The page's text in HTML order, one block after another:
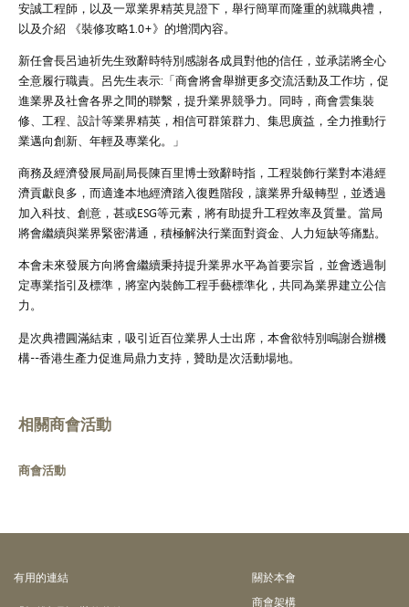
安誠工程師，以及一眾業界精英見證下，舉行簡單而隆重的就職典禮，
以及介紹 《裝修攻略1.0+》的增潤內容。
新任會長呂迪祈先生致辭時特別感謝各成員對他的信任，並承諾將全心
全意履行職責。呂先生表示:「商會將會舉辦更多交流活動及工作坊，促
進業界及社會各界之間的聯繫，提升業界競爭力。同時，商會雲集裝
修、工程、設計等業界精英，相信可群策群力、集思廣益，全力推動行
業邁向創新、年輕及專業化。」
商務及經濟發展局副局長陳百里博士致辭時指，工程裝飾行業對本港經
濟貢獻良多，而適逢本地經濟踏入復甦階段，讓業界升級轉型，並透過
加入科技、創意，甚或ESG等元素，將有助提升工程效率及質量。當局
將會繼續與業界緊密溝通，積極解決行業面對資金、人力短缺等痛點。
本會未來發展方向將會繼續秉持提升業界水平為首要宗旨，並會透過制
定專業指引及標準，將室內裝飾工程手藝標準化，共同為業界建立公信
力。
是次典禮圓滿結束，吸引近百位業界人士出席，本會欲特別鳴謝合辦機
構--香港生產力促進局鼎力支持，贊助是次活動場地。
相關商會活動
商會活動
有⽤的連結
關於本會
商會架構